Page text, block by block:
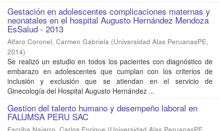
Gestación en adolescentes complicaciones maternas y
neonatales en el hospital Augusto Hernández Mendoza
EsSalud - 2013
Alfaro Coronel, Carmen Gabriela (Universidad Alas PeruanasPE,
2014)
Se realizó un estudio en todos los pacientes con diagnóstico de
embarazo en adolescentes que cumplan con los criterios de
inclusión y exclusión que se atiendan en el servicio de
Ginecología del Hospital Augusto Hernández ...
Gestion del talento humano y desempeño laboral en
FALUMSA PERU SAC